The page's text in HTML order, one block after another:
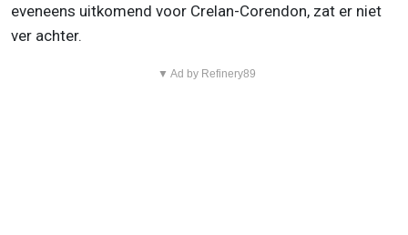
eveneens uitkomend voor Crelan-Corendon, zat er niet
ver achter.
▼ Ad by Refinery89